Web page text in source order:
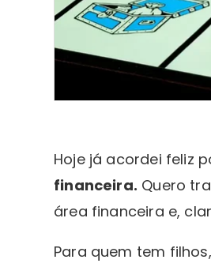
Hoje já acordei feliz
financeira. Quero
área financeira e,
Para quem tem